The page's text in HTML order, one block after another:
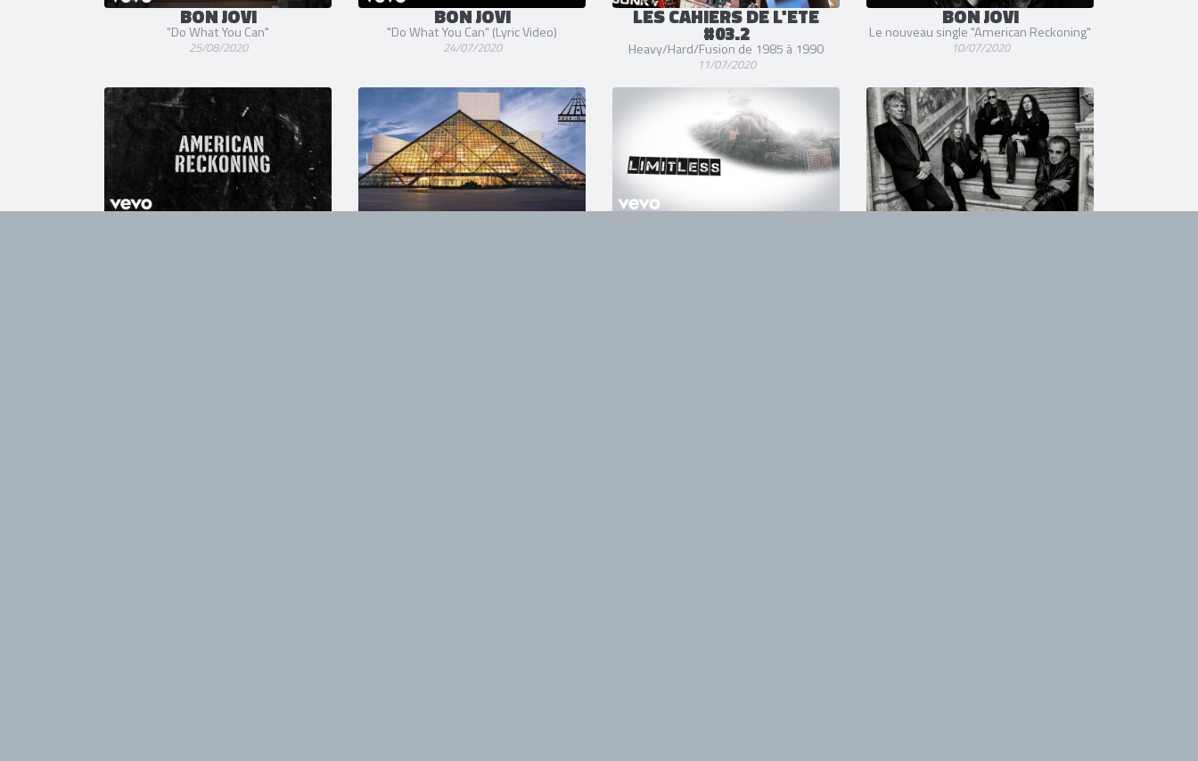
BON JOVI
"Do What You Can"
25/08/2020
BON JOVI
"Do What You Can" (Lyric Video)
24/07/2020
LES CAHIERS DE L'ETE
#03.2
Heavy/Hard/Fusion de 1985 à 1990
11/07/2020
BON JOVI
Le nouveau single "American Reckoning"
10/07/2020